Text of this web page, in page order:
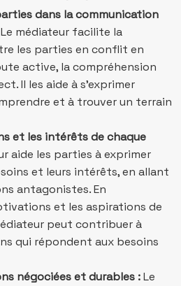
dans la communication
Le médiateur facilite la
les parties en conflit en
active, la compréhension
Il les aide à s’exprimer
et à trouver un terrain
et les intérêts de chaque
aide les parties à exprimer
et leurs intérêts, en allant
antagonistes. En
et les aspirations de
peut contribuer à
qui répondent aux besoins
négociées et durables :Le